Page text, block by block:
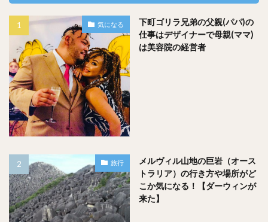
気になる
下町ゴリラ兄弟の父親(パパ)の
仕事はデザイナーで母親(ママ)
は美容院の経営者
旅行
メルヴィル山地の巨岩（オース
トラリア）の行き方や場所がど
こか気になる！【ダーウィンが
来た】